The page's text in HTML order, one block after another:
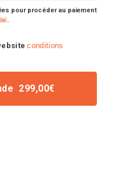
pour procéder au paiement
.
conditions
299,00€